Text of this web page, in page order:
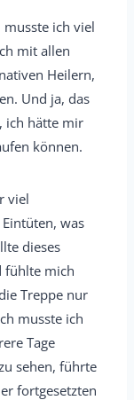
ich viel
mit allen
Heilern,
Und ja, das
ich hätte mir
können.
viel
was
dieses
fühlte mich
Treppe nur
musste ich
Tage
sehen, führte
fortgesetzten